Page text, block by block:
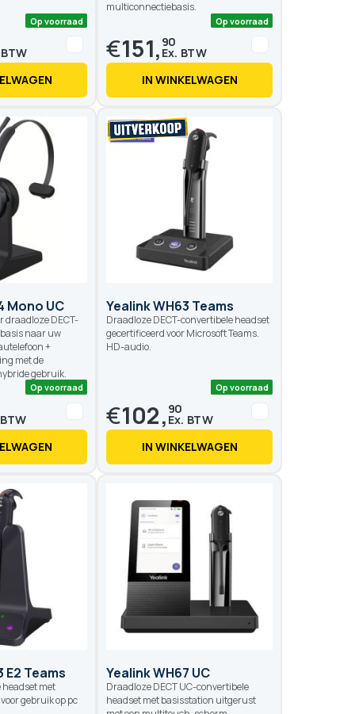
Op voorraad
multiconnectiebasis.
€151, 90
IN WINKELWAGEN
Mono UC
draadloze DECT-
naar uw
+
met de
gebruik.
Op voorraad
Yealink WH63 Teams
Draadloze DECT-convertibele headset
gecertificeerd voor Microsoft Teams.
HD-audio.
€102, 90
IN WINKELWAGEN
E2 Teams
headset met
gebruik op pc
Yealink WH67 UC
Draadloze DECT UC-convertibele
headset met basisstation uitgerust